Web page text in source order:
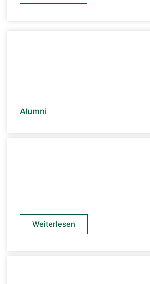
Alumni
Weiterlesen